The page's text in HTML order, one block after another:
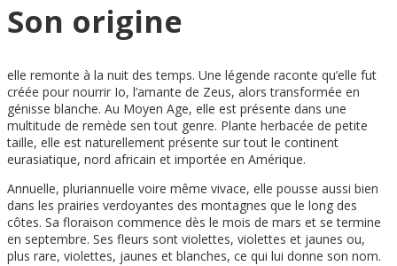
Son origine
elle remonte à la nuit des temps. Une légende raconte qu’elle fut
créée pour nourrir Io, l’amante de Zeus, alors transformée en
génisse blanche. Au Moyen Age, elle est présente dans une
multitude de remède sen tout genre. Plante herbacée de petite
taille, elle est naturellement présente sur tout le continent
eurasiatique, nord africain et importée en Amérique.
Annuelle, pluriannuelle voire même vivace, elle pousse aussi bien
dans les prairies verdoyantes des montagnes que le long des
côtes. Sa floraison commence dès le mois de mars et se termine
en septembre. Ses fleurs sont violettes, violettes et jaunes ou,
plus rare, violettes, jaunes et blanches, ce qui lui donne son nom.